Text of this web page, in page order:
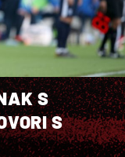
S
S